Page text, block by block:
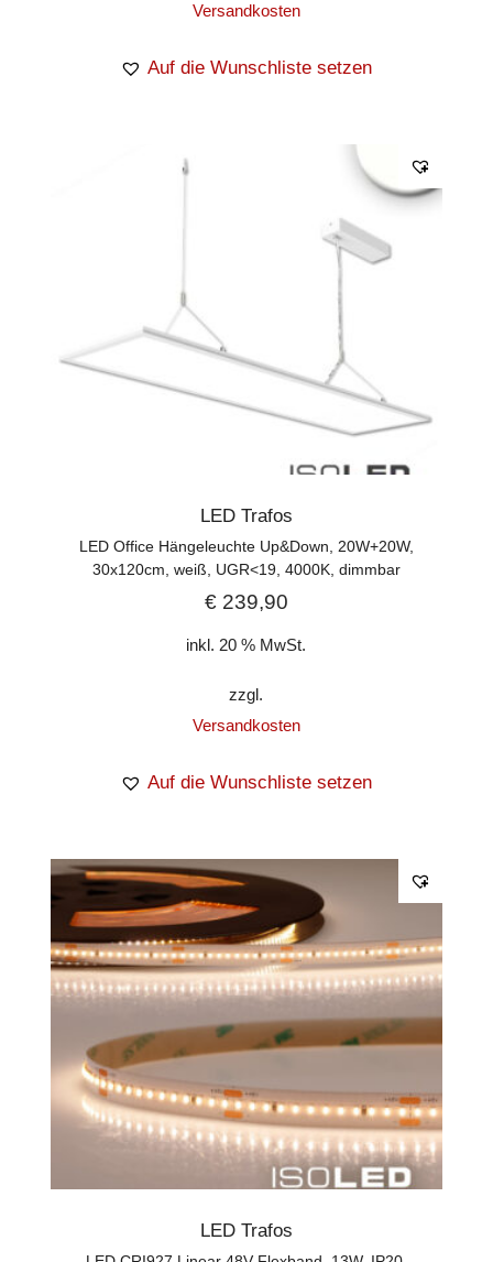
Versandkosten
Auf die Wunschliste setzen
LED Trafos
LED Office Hängeleuchte Up&Down, 20W+20W,
30x120cm, weiß, UGR<19, 4000K, dimmbar
€239,90
inkl. 20 % MwSt.
zzgl.
Versandkosten
Auf die Wunschliste setzen
LED Trafos